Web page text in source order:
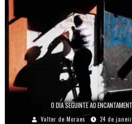
O DIA SEGUINTE AO
Valter de Moraes 24 de